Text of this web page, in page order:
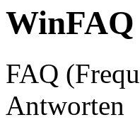
WinFAQ
FAQ
Antworten